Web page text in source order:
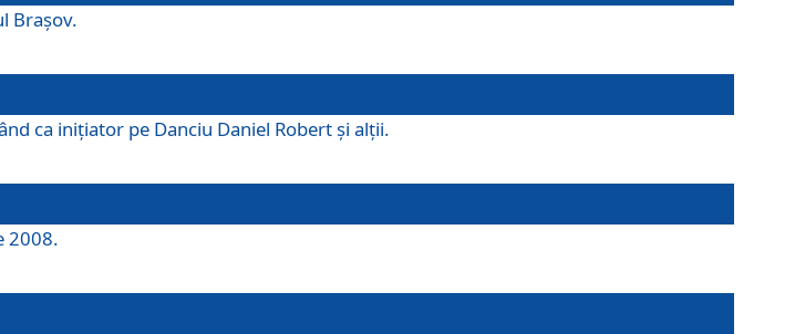
Braşov.
ca iniţiator pe Danciu Daniel Robert şi alţii.
2008.